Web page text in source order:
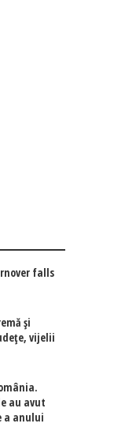
falls
și
vijelii
au avut
a anului